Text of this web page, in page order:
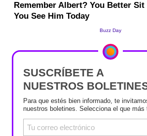
SUSCRÍBETE A
NUESTROS
Para que estés bien informado, te
nuestros boletines. Selecciona el que más